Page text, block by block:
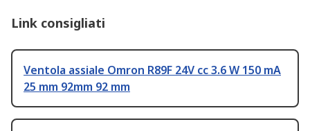
Link consigliati
Ventola assiale Omron R89F 24V cc 3.6 W 150 mA
25 mm 92mm 92 mm